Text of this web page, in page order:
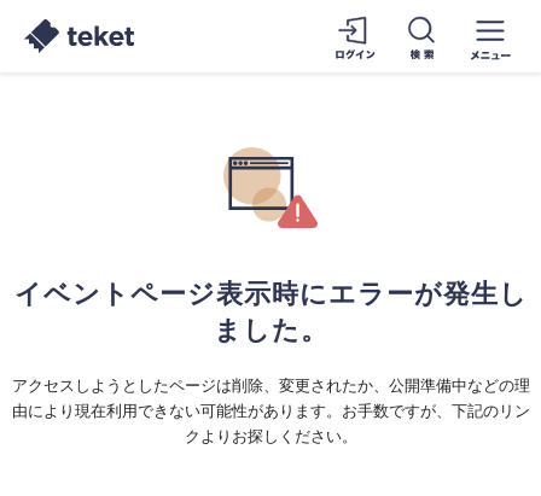
イベントページ表示時にエラーが発生し
ました。
アクセスしようとしたページは削除、変更されたか、公開準備中などの理
由により現在利用できない可能性があります。お手数ですが、下記のリン
クよりお探しください。